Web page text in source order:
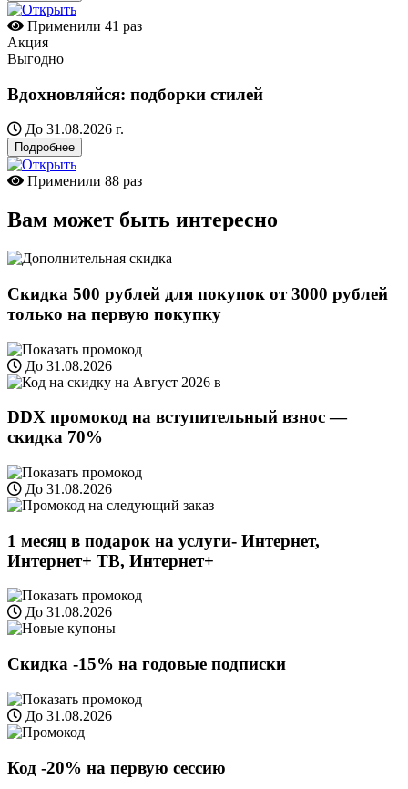
Применили 41 раз
Акция
Выгодно
Вдохновляйся: подборки стилей
До 31.08.2026 г.
Подробнее
Применили 88 раз
Вам может быть интересно
Скидка 500 рублей для покупок от 3000 рублей
только на первую покупку
До 31.08.2026
DDX промокод на вступительный взнос —
скидка 70%
До 31.08.2026
1 месяц в подарок на услуги- Интернет,
Интернет+ ТВ, Интернет+
До 31.08.2026
Скидка -15% на годовые подписки
До 31.08.2026
Код -20% на первую сессию